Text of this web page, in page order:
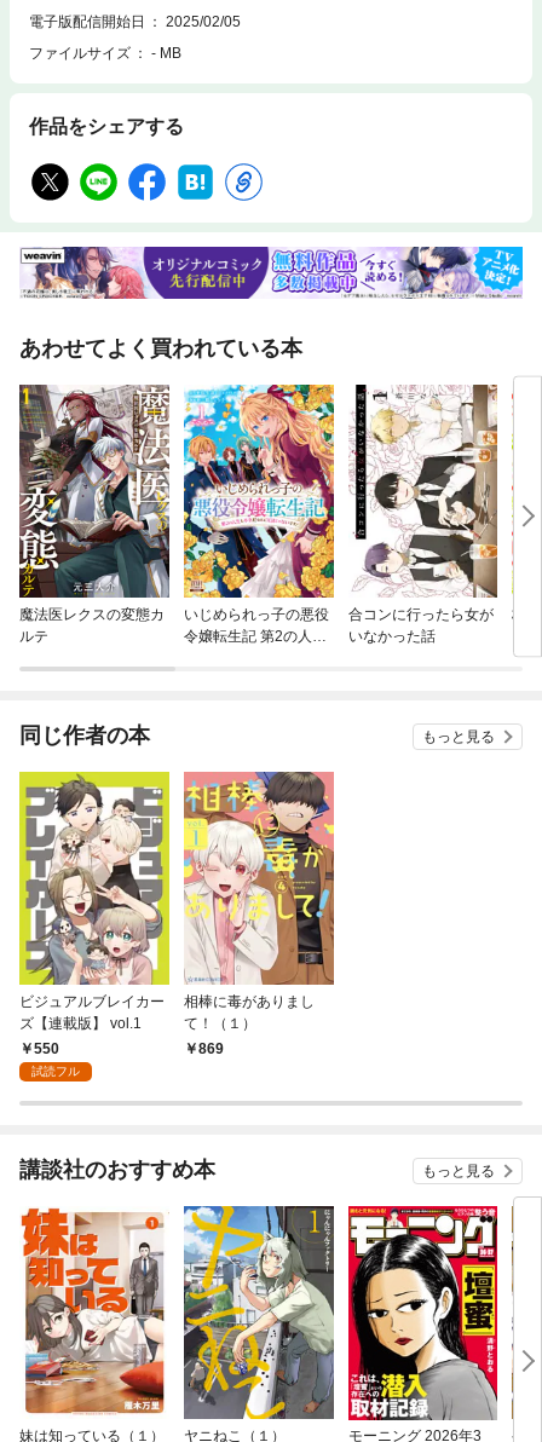
電子版配信開始日
2025/02/05
ファイルサイズ
- MB
作品をシェアする
あわせてよく買われている本
魔法医レクスの変態カ
ルテ
いじめられっ子の悪役
令嬢転生記 第2の人生
合コンに行ったら女が
いなかった話
桐
同じ作者の本 もっと見る
ビジュアルブレイカー
ズ【連載版】 vol.1
550
試読フル
相棒に毒がありまし
て！（１）
869
講談社のおすすめ本 もっと見る
妹は知っている（１） ヤニねこ（１） モーニング 2026年3 ゲ